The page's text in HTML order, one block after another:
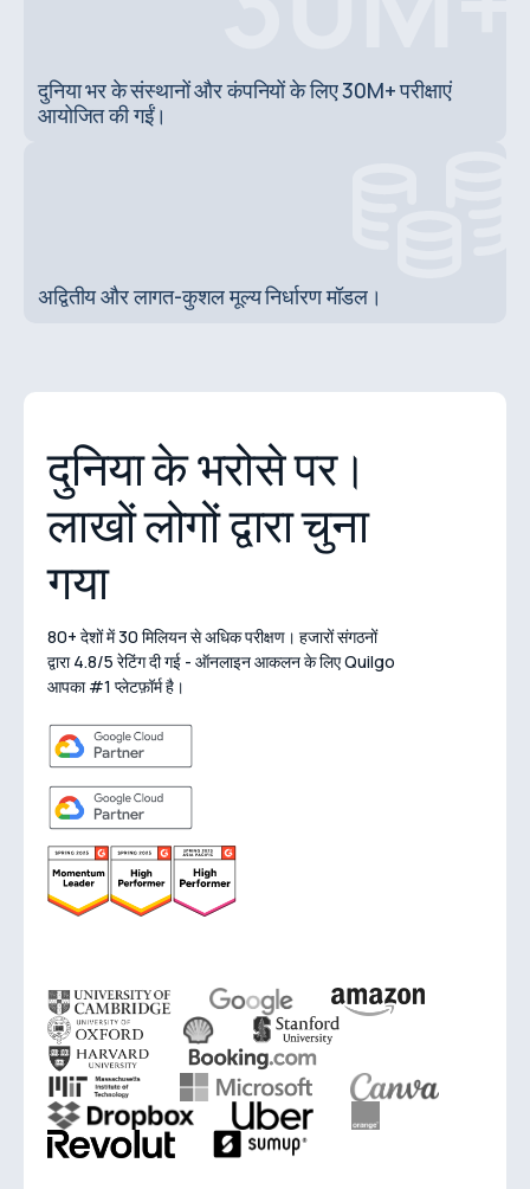
दुनिया भर के संस्थानों और कंपनियों के लिए 30M+ परीक्षाएं
आयोजित की गईं।
अद्वितीय और लागत-कुशल मूल्य निर्धारण मॉडल।
दुनिया के भरोसे पर।
लाखों लोगों द्वारा चुना
गया
80+ देशों में 30 मिलियन से अधिक परीक्षण। हजारों संगठनों
द्वारा 4.8/5 रेटिंग दी गई - ऑनलाइन आकलन के लिए Quilgo
आपका #1 प्लेटफ़ॉर्म है।